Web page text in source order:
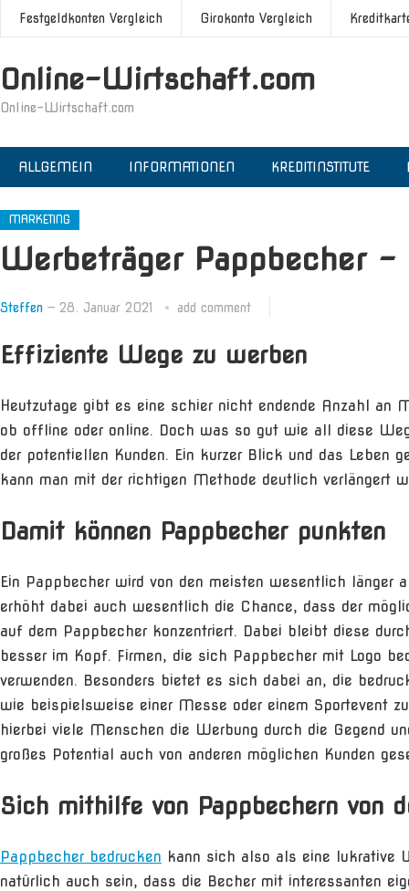
Festgeldkonten Vergleich Girokonto Vergleich
Online-Wirtschaft.com
Online-Wirtschaft.com
ALLGEMEIN INFORMATIONEN KREDITINSTITUTE
MARKETING
Werbeträger Pappbecher
Steffen — 28. Januar 2021 add comment
Effiziente Wege zu werben
Heutzutage gibt es eine schier nicht endende Anzahl an
ob offline oder online. Doch was so gut wie all diese
der potentiellen Kunden. Ein kurzer Blick und das Leben
kann man mit der richtigen Methode deutlich verlängert
Damit können Pappbecher punkten
Ein Pappbecher wird von den meisten wesentlich länger
erhöht dabei auch wesentlich die Chance, dass der
auf dem Pappbecher konzentriert. Dabei bleibt diese
besser im Kopf. Firmen, die sich Pappbecher mit Logo
verwenden. Besonders bietet es sich dabei an, die
wie beispielsweise einer Messe oder einem Sportevent
hierbei viele Menschen die Werbung durch die Gegend
großes Potential auch von anderen möglichen Kunden
Sich mithilfe von Pappbechern von
Pappbecher bedrucken kann sich also als eine lukrative
natürlich auch sein, dass die Becher mit interessanten